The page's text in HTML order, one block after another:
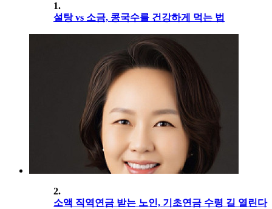
1.
설탕 vs 소금, 콩국수를 건강하게 먹는 법
2.
소액 직역연금 받는 노인, 기초연금 수령 길 열린다